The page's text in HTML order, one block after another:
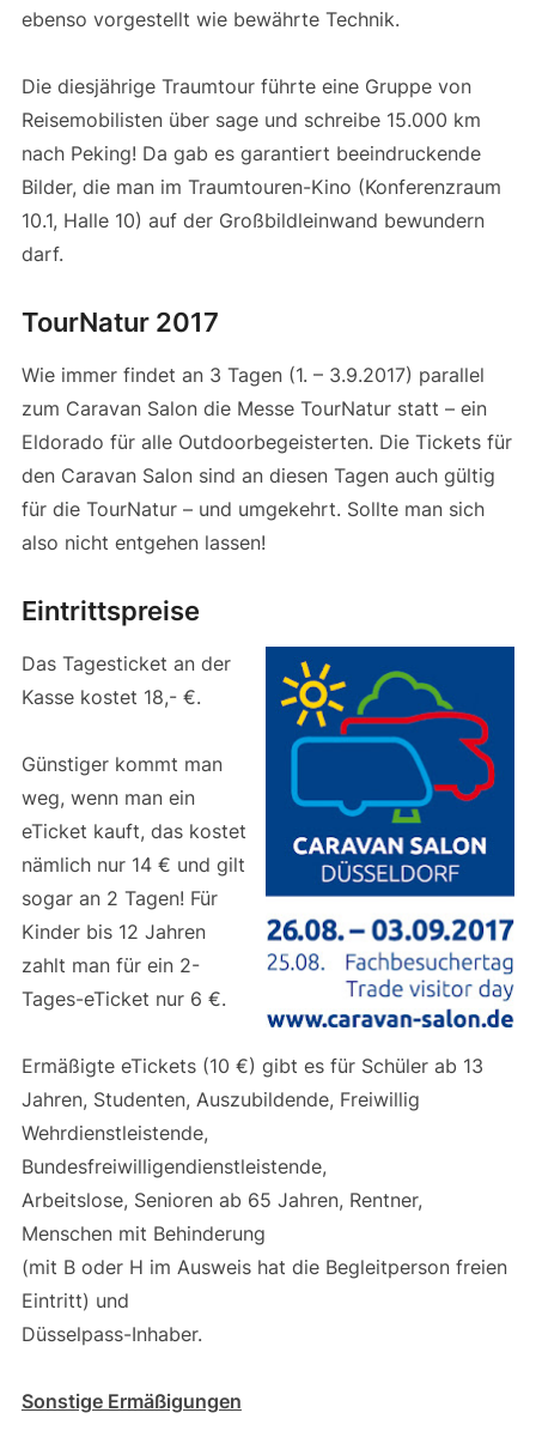
ebenso vorgestellt wie bewährte Technik.
Die diesjährige Traumtour führte eine Gruppe von
Reisemobilisten über sage und schreibe 15.000 km
nach Peking! Da gab es garantiert beeindruckende
Bilder, die man im Traumtouren-Kino (Konferenzraum
10.1, Halle 10) auf der Großbildleinwand bewundern
darf.
TourNatur 2017
Wie immer findet an 3 Tagen (1. – 3.9.2017) parallel
zum Caravan Salon die Messe TourNatur statt – ein
Eldorado für alle Outdoorbegeisterten. Die Tickets für
den Caravan Salon sind an diesen Tagen auch gültig
für die TourNatur – und umgekehrt. Sollte man sich
also nicht entgehen lassen!
Eintrittspreise
Das Tagesticket an der
Kasse kostet 18,- €.
Günstiger kommt man
weg, wenn man ein
eTicket kauft, das kostet
nämlich nur 14 € und gilt
sogar an 2 Tagen! Für
Kinder bis 12 Jahren
zahlt man für ein 2-
Tages-eTicket nur 6 €.
Ermäßigte eTickets (10 €) gibt es für Schüler ab 13
Jahren, Studenten, Auszubildende, Freiwillig
Wehrdienstleistende,
Bundesfreiwilligendienstleistende,
Arbeitslose, Senioren ab 65 Jahren, Rentner,
Menschen mit Behinderung
(mit B oder H im Ausweis hat die Begleitperson freien
Eintritt) und
Düsselpass-Inhaber.
Sonstige Ermäßigungen